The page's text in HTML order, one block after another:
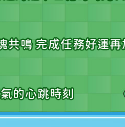
共鳴 完成任務好運再
的心跳時刻